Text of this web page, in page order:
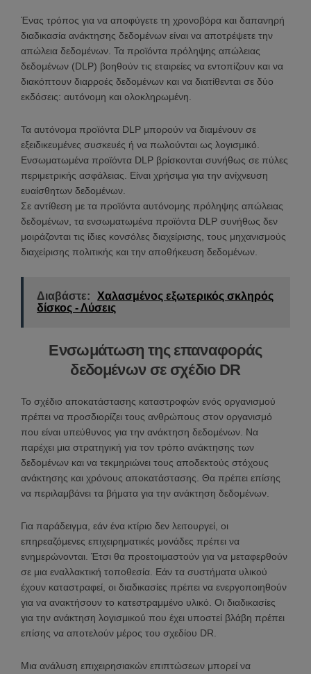
Ένας τρόπος για να αποφύγετε τη χρονοβόρα και δαπανηρή
διαδικασία ανάκτησης δεδομένων είναι να αποτρέψετε την
απώλεια δεδομένων. Τα προϊόντα πρόληψης απώλειας
δεδομένων (DLP) βοηθούν τις εταιρείες να εντοπίζουν και να
διακόπτουν διαρροές δεδομένων και να διατίθενται σε δύο
εκδόσεις: αυτόνομη και ολοκληρωμένη.
Τα αυτόνομα προϊόντα DLP μπορούν να διαμένουν σε
εξειδικευμένες συσκευές ή να πωλούνται ως λογισμικό.
Ενσωματωμένα προϊόντα DLP βρίσκονται συνήθως σε πύλες
περιμετρικής ασφάλειας. Είναι χρήσιμα για την ανίχνευση
ευαίσθητων δεδομένων.
Σε αντίθεση με τα προϊόντα αυτόνομης πρόληψης απώλειας
δεδομένων, τα ενσωματωμένα προϊόντα DLP συνήθως δεν
μοιράζονται τις ίδιες κονσόλες διαχείρισης, τους μηχανισμούς
διαχείρισης πολιτικής και την αποθήκευση δεδομένων.
Διαβάστε:
Χαλασμένος εξωτερικός σκληρός
δίσκος - Λύσεις
Ενσωμάτωση της επαναφοράς
δεδομένων σε σχέδιο DR
Το σχέδιο αποκατάστασης καταστροφών ενός οργανισμού
πρέπει να προσδιορίζει τους ανθρώπους στον οργανισμό
που είναι υπεύθυνος για την ανάκτηση δεδομένων. Να
παρέχει μια στρατηγική για τον τρόπο ανάκτησης των
δεδομένων και να τεκμηριώνει τους αποδεκτούς στόχους
ανάκτησης και χρόνους αποκατάστασης. Θα πρέπει επίσης
να περιλαμβάνει τα βήματα για την ανάκτηση δεδομένων.
Για παράδειγμα, εάν ένα κτίριο δεν λειτουργεί, οι
επηρεαζόμενες επιχειρηματικές μονάδες πρέπει να
ενημερώνονται. Έτσι θα προετοιμαστούν για να μεταφερθούν
σε μια εναλλακτική τοποθεσία. Εάν τα συστήματα υλικού
έχουν καταστραφεί, οι διαδικασίες πρέπει να ενεργοποιηθούν
για να ανακτήσουν το κατεστραμμένο υλικό. Οι διαδικασίες
για την ανάκτηση λογισμικού που έχει υποστεί βλάβη πρέπει
επίσης να αποτελούν μέρος του σχεδίου DR.
Μια ανάλυση επιχειρησιακών επιπτώσεων μπορεί να